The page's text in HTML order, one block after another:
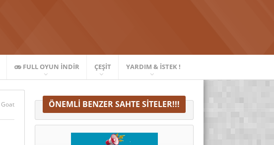
FULL OYUN İNDIR ÇEŞIT YARDIM & İSTEK !
Goat
ÖNEMLI BENZER SAHTE SITELER!!!